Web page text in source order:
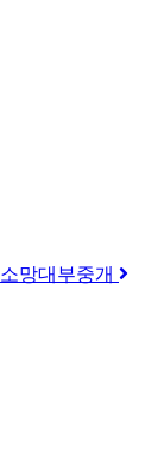
소망대부중개